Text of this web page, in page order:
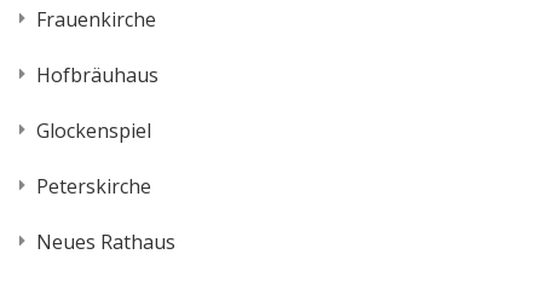
Frauenkirche
Hofbräuhaus
Glockenspiel
Peterskirche
Neues Rathaus